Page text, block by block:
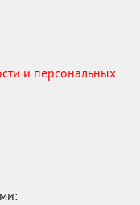
и персональных